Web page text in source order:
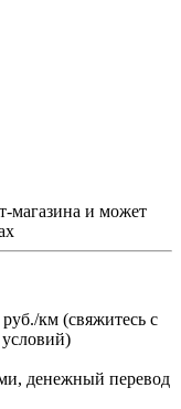
магазина и может
км (свяжитесь с
денежный перевод